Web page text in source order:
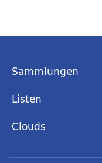
Sammlungen
Listen
Clouds